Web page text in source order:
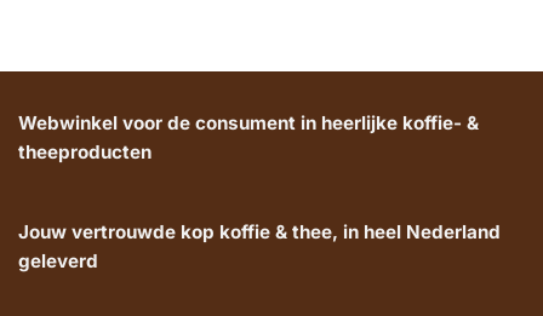
Webwinkel voor de consument in heerlijke koffie- &
theeproducten
Jouw vertrouwde kop koffie & thee, in heel Nederland
geleverd